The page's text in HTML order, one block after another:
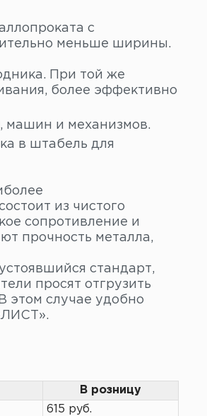
с
меньше ширины.
При той же
более эффективно
машин и механизмов.
в штабель для
из чистого
сопротивление и
прочность металла,
стандарт,
просят отгрузить
этом случае удобно
В розницу
615 руб.